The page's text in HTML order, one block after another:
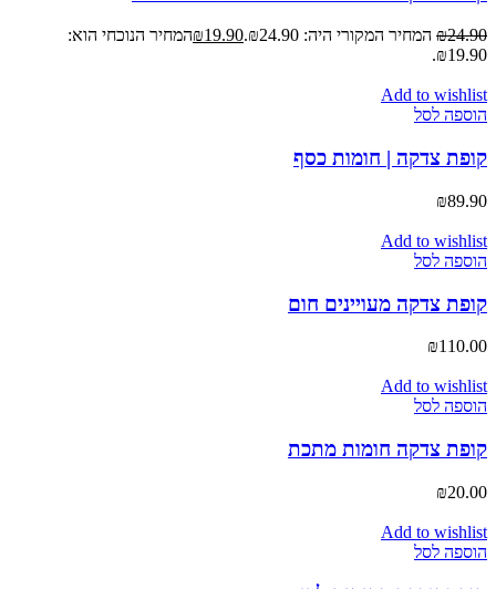
₪24.90 המחיר המקורי היה: ₪24.90. ₪19.90
המחיר הנוכחי הוא:
₪19.90.
Add to wishlist
הוספה לסל
קופת צדקה | חומות כסף
₪89.90
Add to wishlist
הוספה לסל
קופת צדקה מעויינים חום
₪110.00
Add to wishlist
הוספה לסל
קופת צדקה חומות מתכת
₪20.00
Add to wishlist
הוספה לסל